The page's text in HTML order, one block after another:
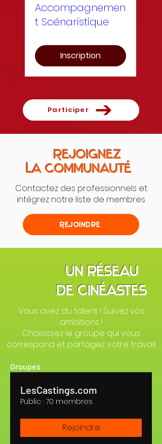
Accompagnemen
t Scénaristique
Inscription
Participer
Rejoignez
La communauté
Contactez des professionnels et
intégrez notre liste de membres
Rejoindre
Un réseau
de cinéastes
Vous avez du talent ! Suivez vos
ambitions !
Choisissez le groupe qui vous
correspond et partagez votre travail
Groupes
LesCastings.com
Public · 70 membres
Rejoindre